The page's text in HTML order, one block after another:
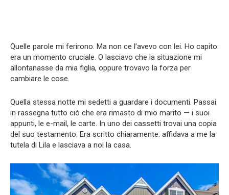
Quelle parole mi ferirono. Ma non ce l’avevo con lei. Ho capito:
era un momento cruciale. O lasciavo che la situazione mi
allontanasse da mia figlia, oppure trovavo la forza per
cambiare le cose.
Quella stessa notte mi sedetti a guardare i documenti. Passai
in rassegna tutto ciò che era rimasto di mio marito — i suoi
appunti, le e-mail, le carte. In uno dei cassetti trovai una copia
del suo testamento. Era scritto chiaramente: affidava a me la
tutela di Lila e lasciava a noi la casa.